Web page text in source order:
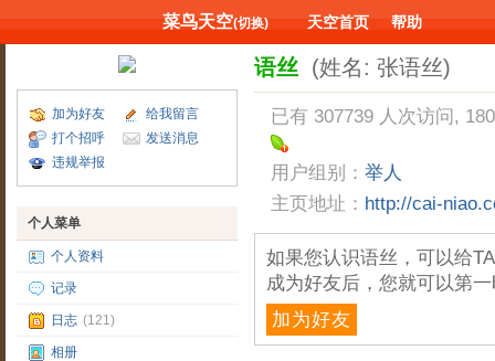
菜鸟天空(切换) 天空首页 帮助
加为好友
给我留言
打个招呼
发送消息
违规举报
个人菜单
个人资料
记录
日志 (121)
相册
语丝 (姓名: 张语丝)
已有 307739 人次访问,
用户组别： 举人
主页地址： http://cai-
如果您认识语丝，可以给
成为好友后，您就可以第
加为好友